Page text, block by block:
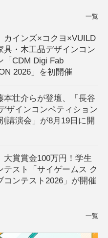
一覧
カインズ×コクヨ×VUILD
具・木工品デザインコン
「CDM Digi Fab
2026」を初開催
本壮介らが登壇、「長谷
ザインコンペティション
講演会」が8月19日に開
大賞賞金100万円！学生
テスト「サイゲームス ク
コンテスト2026」が開催
一覧